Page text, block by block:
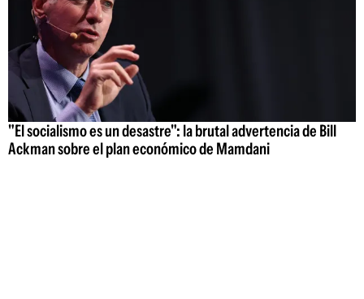
"El socialismo es un desastre": la brutal advertencia de Bill
Ackman sobre el plan económico de Mamdani